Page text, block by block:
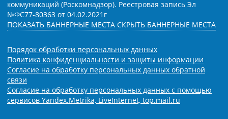
коммуникаций (Роскомнадзор). Реестровая запись Эл
№ФС77-80363 от 04.02.2021г
ПОКАЗАТЬ БАННЕРНЫЕ МЕСТА СКРЫТЬ БАННЕРНЫЕ МЕСТА
Порядок обработки персональных данных
Политика конфиденциальности и защиты информации
Согласие на обработку персональных данных обратной
связи
Согласие на обработку персональных данных с помощью
сервисов Yandex.Metrika, LiveInternet, top.mail.ru